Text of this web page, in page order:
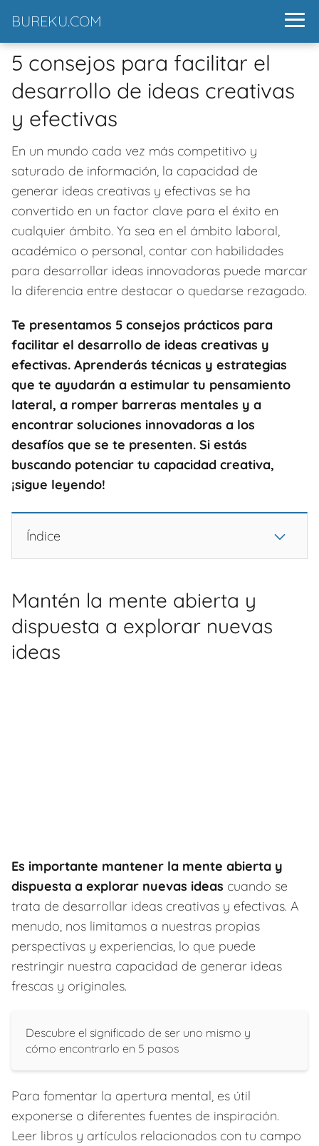
BUREKU.COM
5 consejos para facilitar el
desarrollo de ideas creativas
y efectivas
En un mundo cada vez más competitivo y
saturado de información, la capacidad de
generar ideas creativas y efectivas se ha
convertido en un factor clave para el éxito en
cualquier ámbito. Ya sea en el ámbito laboral,
académico o personal, contar con habilidades
para desarrollar ideas innovadoras puede marcar
la diferencia entre destacar o quedarse rezagado.
Te presentamos 5 consejos prácticos para
facilitar el desarrollo de ideas creativas y
efectivas. Aprenderás técnicas y estrategias
que te ayudarán a estimular tu pensamiento
lateral, a romper barreras mentales y a
encontrar soluciones innovadoras a los
desafíos que se te presenten. Si estás
buscando potenciar tu capacidad creativa,
¡sigue leyendo!
Índice
Mantén la mente abierta y
dispuesta a explorar nuevas
ideas
Es importante mantener la mente abierta y
dispuesta a explorar nuevas ideas cuando se
trata de desarrollar ideas creativas y efectivas. A
menudo, nos limitamos a nuestras propias
perspectivas y experiencias, lo que puede
restringir nuestra capacidad de generar ideas
frescas y originales.
Descubre el significado de ser uno mismo y
cómo encontrarlo en 5 pasos
Para fomentar la apertura mental, es útil
exponerse a diferentes fuentes de inspiración.
Leer libros y artículos relacionados con tu campo